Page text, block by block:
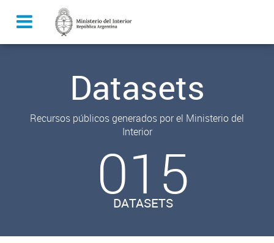
Datasets
Recursos públicos generados por el Ministerio del
Interior
015
DATASETS